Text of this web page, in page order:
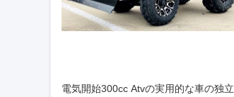
電気開始300cc Atvの実用的な車の独立